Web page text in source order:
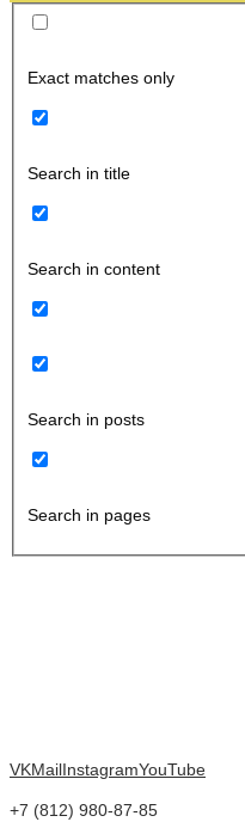
Exact matches only
Search in title
Search in content
Search in posts
Search in pages
VKMailInstagramYouTube
+7 (812) 980-87-85